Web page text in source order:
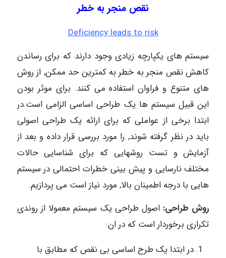
نقص منجر به خطر
Deficiencyleads torisk
سیستم های یکپارچه زیادی وجود دارند که برای رساندن
کاهش نقص منجر به خطر به کمترین حد ممکن, از روش
های متنوع و فراوان استفاده می کنند. برای موثر بودن
این قبیل سیستم ها یک طراحی اساسی الزامی است.در
ابتدا برخی از عواملی که برای ارائه یک طراحی اصولی
باید در نظر گرفته شوند, را مورد بررسی قرار داده و بعد از
آزمایش و تست روشهایی که برای شناسایی حالات
مختلف نارسایی و پیش بینی خطرات احتمالی در سیستم
هایی با درجه اطمینان بالا, مورد نیاز است می پردازیم.
روش طراحی:اصول طراحی یک سیستم معمولا از روندی
تکراری برخوردار است که در ان:
در ابتدا یک طرح اساسی بی نقص که مطابق با